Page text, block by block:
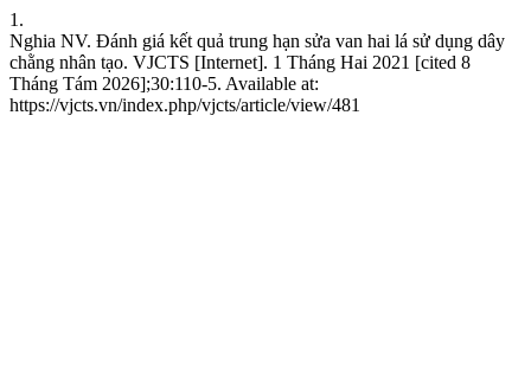
1.
Nghia NV. Đánh giá kết quả trung hạn sửa van hai lá sử dụng dây
chằng nhân tạo. VJCTS [Internet]. 1 Tháng Hai 2021 [cited 8
Tháng Tám 2026];30:110-5. Available at:
https://vjcts.vn/index.php/vjcts/article/view/481